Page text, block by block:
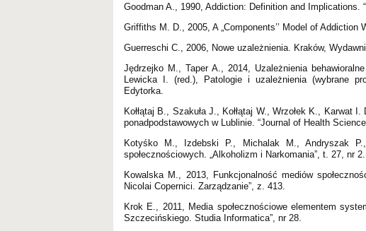
Goodman A., 1990, Addiction: Definition and Implications.
Griffiths M. D., 2005, A „Components’’ Model of
Guerreschi C., 2006, Nowe uzależnienia. Kraków,
Jędrzejko M., Taper A., 2014, Uzależnienia
Lewicka I. (red.), Patologie i uzależnienia (wybrane
Edytorka.
Kołłątaj B., Szakuła J., Kołłątaj W., Wrzołek K.,
ponadpodstawowych w Lublinie. “Journal of Health
Kotyśko M., Izdebski P., Michalak M., Andryszak
społecznościowych. „Alkoholizm i Narkomania”, t. 27, nr 2.
Kowalska M., 2013, Funkcjonalność mediów
Nicolai Copernici. Zarządzanie”, z. 413.
Krok E., 2011, Media społecznościowe elementem
Szczecińskiego. Studia Informatica”, nr 28.